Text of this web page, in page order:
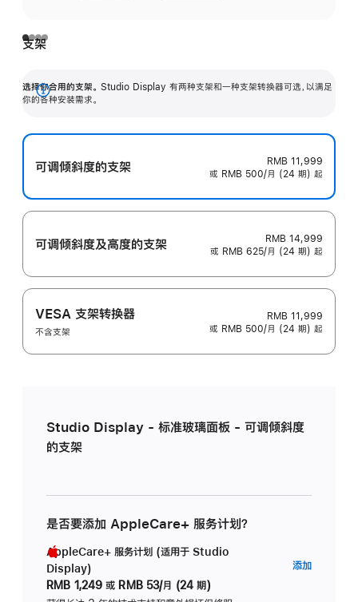
支架
选择你合用的支架。 Studio Display 有两种支架和一种支架转换器可选，以满足
你的各种安装需求。
展
可调倾斜度的支架
RMB 11,999
或 RMB 500/月 (24 期) 起
可调倾斜度及高‍度的支‍架
RMB 14,999
或 RMB 625/月 (24 期) 起
VESA 支架转换器
不含支架
RMB 11,999
或 RMB 500/月 (24 期) 起
Studio Display - 标准玻璃面板 - 可调倾斜度
的支架
是否要添加 AppleCare+ 服务计划？
AppleCare+ 服务计划 (适用于 Studio
Display)
RMB 1,249 或 RMB 53/月 (24 期)
添加